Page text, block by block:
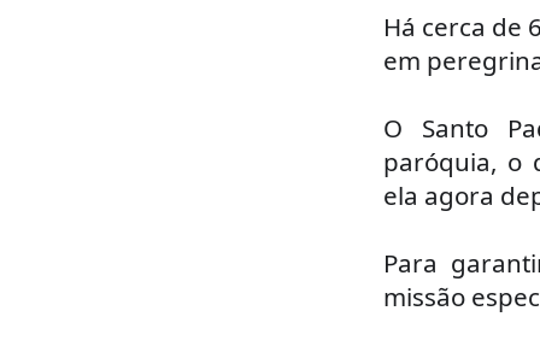
Há cerca de
em
O Santo
paróquia, o
ela agora
Para
missão